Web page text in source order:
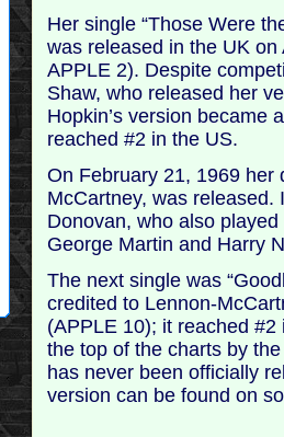
Her single “Those Were
was released in the UK
APPLE 2). Despite
Shaw, who released her
Hopkin’s version became
reached #2 in the US.
On February 21, 1969 her
McCartney, was
Donovan, who also
George Martin and Harry
The next single was
credited to Lennon-
(APPLE 10); it reached
the top of the charts by the
has never been officially
version can be found on